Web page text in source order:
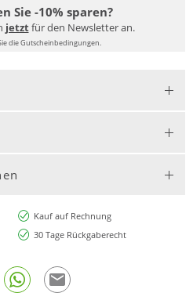
Sie -10% sparen?
jetztfür den Newsletter an.
die Gutscheinbedingungen.
Kauf auf Rechnung
30 Tage Rückgaberecht